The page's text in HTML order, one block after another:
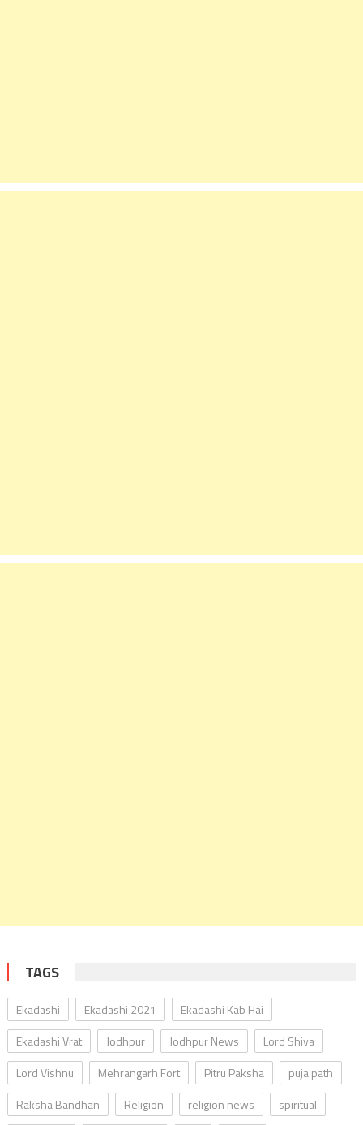
TAGS
Ekadashi Ekadashi 2021
Ekadashi Kab Hai
Ekadashi Vrat
Jodhpur Jodhpur News
Lord Shiva
Lord Vishnu
Mehrangarh Fort Pitru Paksha
puja path
Raksha Bandhan
Religion religion news spiritual